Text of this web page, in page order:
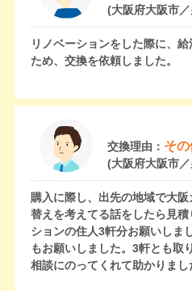
(大阪府大阪市
リノベーションをした際に、
ため、交換を依頼しました。
交換理由： そ
(大阪府大阪市
購入に際し、出先の地域で大
替えを考えてる話をしたら見
ションの住人3軒分お願いしま
もお願いしました。3軒とも取
相談にのってくれて助かりまし